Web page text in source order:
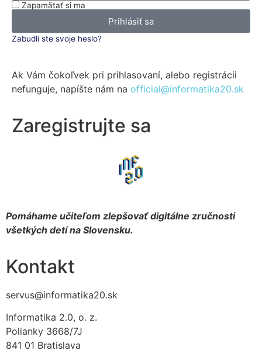
Zapamätať si ma
Prihlásiť sa
Zabudli ste svoje heslo?
Ak Vám čokoľvek pri prihlasovaní, alebo registrácii
nefunguje, napíšte nám na official@informatika20.sk
Zaregistrujte sa
Pomáhame učiteľom zlepšovať digitálne zručnosti
všetkých detí na Slovensku.
Kontakt
servus@informatika20.sk
Informatika 2.0, o. z.
Polianky 3668/7J
841 01 Bratislava